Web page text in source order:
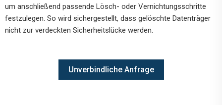
um anschließend passende Lösch- oder Vernichtungsschritte
festzulegen. So wird sichergestellt, dass gelöschte Datenträger
nicht zur verdeckten Sicherheitslücke werden.
Unverbindliche Anfrage